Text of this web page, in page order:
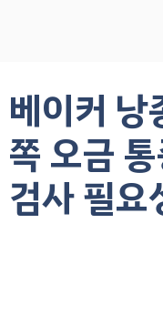
베이커 낭
쪽 오금
검사 필요